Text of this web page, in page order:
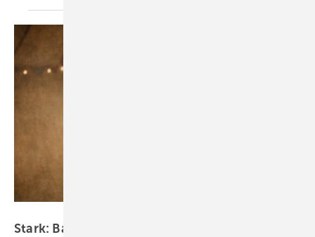
Sta rk: Barth und BAUMETALL suchen drei